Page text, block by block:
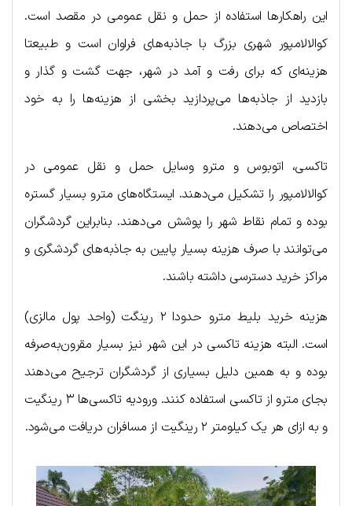
این راهکارها استفاده از حمل و نقل عمومی در مقصد است.
کوالالامپور شهری بزرگ با جاذبه‌های فراوان است و طبیعتا
هزینه‌ای که برای رفت و آمد در شهر، جهت گشت و گذار و
بازدید از جاذبه‌ها می‌پردازید بخشی از هزینه‌ها را به خود
اختصاص می‌دهند.
تاکسی، اتوبوس و مترو وسایل حمل و نقل عمومی در
کوالالامپور را تشکیل می‌دهند. ایستگاه‌های مترو بسیار گستره
بوده و تمام نقاط شهر را پوشش می‌دهند. بنابراین گردشگران
می‌توانند با صرف هزینه بسیار پایین به جاذبه‌های گردشگری و
مراکز خرید دسترسی داشته باشند.
هزینه خرید بلیط مترو حدودا ۲ رینگت (واحد پول مالزی)
است. البته هزینه تاکسی در این شهر نیز بسیار مقرون‌به‌صرفه
بوده و به همین دلیل بسیاری از گردشگران ترجیح می‌دهند
بجای مترو از تاکسی استفاده کنند. ورودیه تاکسی‌ها ۳ رینگیت
و به ازای هر یک کیلومتر ۲ رینگیت از مسافران دریافت می‌شود.